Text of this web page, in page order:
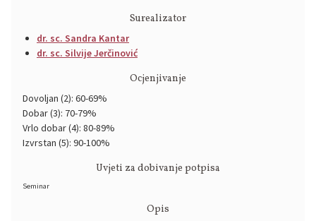
Surealizator
dr. sc. Sandra Kantar
dr. sc. Silvije Jerčinović
Ocjenjivanje
Dovoljan (2): 60-69%
Dobar (3): 70-79%
Vrlo dobar (4): 80-89%
Izvrstan (5): 90-100%
Uvjeti za dobivanje potpisa
Seminar
Opis